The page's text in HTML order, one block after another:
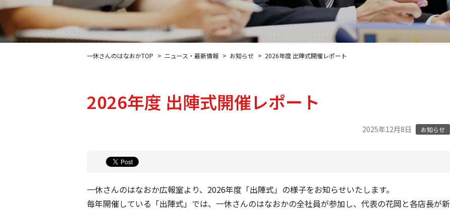
一休さんのはなおかTOP ニュース・最新情報 お知らせ 2026年度 出陣式開催レポート
2026年度 出陣式開催レポート
2025年12月8日 お知らせ
一休さんのはなおか広報室より、2026年度「出陣式」の様子をお知らせいたします。
毎年開催している「出陣式」では、一休さんのはなおかの全社員が参加し、代表の花岡と各店長が新